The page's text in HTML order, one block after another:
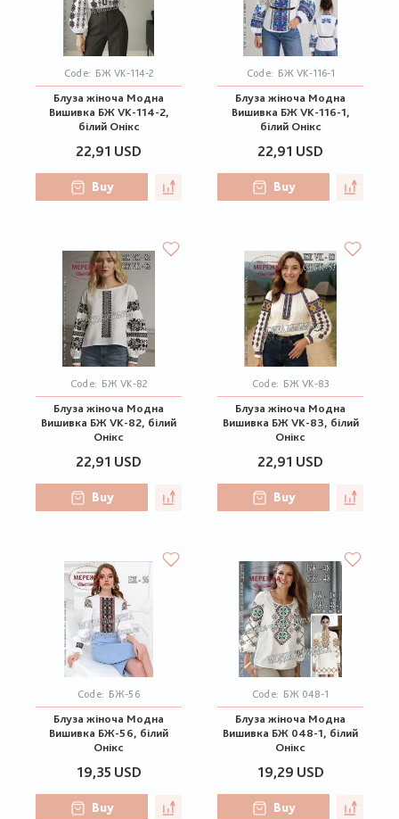
Code: БЖ VK-114-2
Блуза жіноча Модна
Вишивка БЖ VK-114-2,
білий Онікс
22,91 USD
Buy
Code: БЖ VK-116-1
Блуза жіноча Модна
Вишивка БЖ VK-116-1,
білий Онікс
22,91 USD
Buy
Code: БЖ VK-82
Блуза жіноча Модна
Вишивка БЖ VK-82, білий
Онікс
22,91 USD
Buy
Code: БЖ VK-83
Блуза жіноча Модна
Вишивка БЖ VK-83, білий
Онікс
22,91 USD
Buy
Code: БЖ-56
Блуза жіноча Модна
Вишивка БЖ-56, білий
Онікс
19,35 USD
Buy
Code: БЖ 048-1
Блуза жіноча Модна
Вишивка БЖ 048-1, білий
Онікс
19,29 USD
Buy